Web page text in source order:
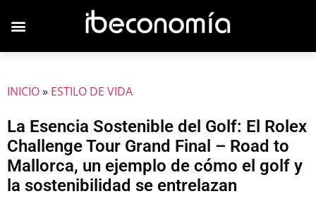
INICIO» ESTILO DE VIDA
La Esencia Sostenible del Golf: El Rolex
Challenge Tour Grand Final – Road to
Mallorca, un ejemplo de cómo el golf y
la sostenibilidad se entrelazan